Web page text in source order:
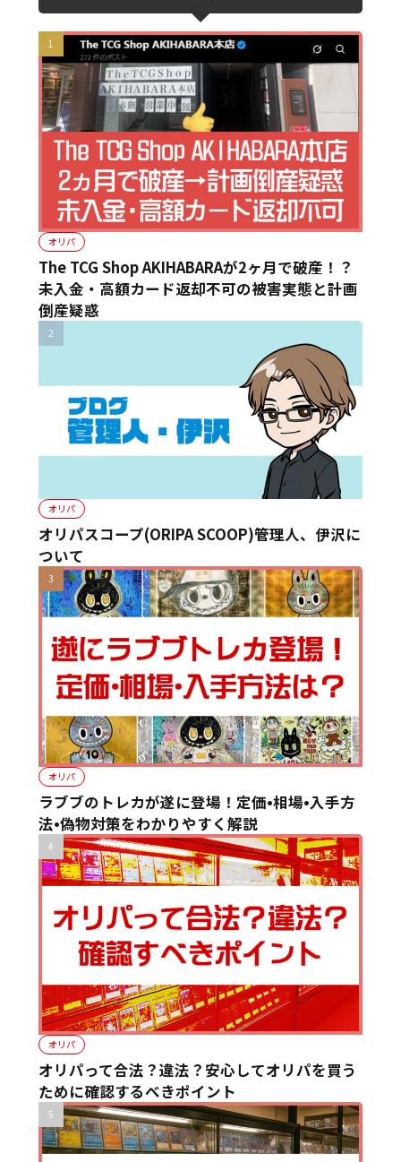
オリパ
The TCG Shop AKIHABARAが2ヶ月で破産！？
未入金・高額カード返却不可の被害実態と計画
倒産疑惑
オリパ
オリパスコープ(ORIPA SCOOP)管理人、伊沢に
ついて
オリパ
ラブブのトレカが遂に登場！定価•相場•入手方
法•偽物対策をわかりやすく解説
オリパ
オリパって合法？違法？安心してオリパを買う
ために確認するべきポイント